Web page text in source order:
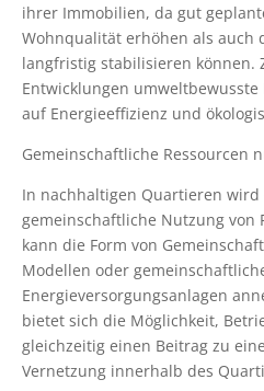
ihrer Immobilien, da gut
Wohnqualität erhöhen als auch
langfristig stabilisieren können.
Entwicklungen umweltbewusste
auf Energieeffizienz und
Gemeinschaftliche Ressourcen
In nachhaltigen Quartieren
gemeinschaftliche Nutzung von
kann die Form von
Modellen oder
Energieversorgungsanlagen
bietet sich die Möglichkeit,
gleichzeitig einen Beitrag zu
Vernetzung innerhalb des